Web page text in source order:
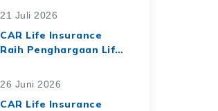
Employee Gathering
"Harmoni Nusantara,
Sinergi Berkelanjutan"
21 Juli 2026
CAR Life Insurance
Raih Penghargaan Life
Market Leaders 2026
26 Juni 2026
CAR Life Insurance